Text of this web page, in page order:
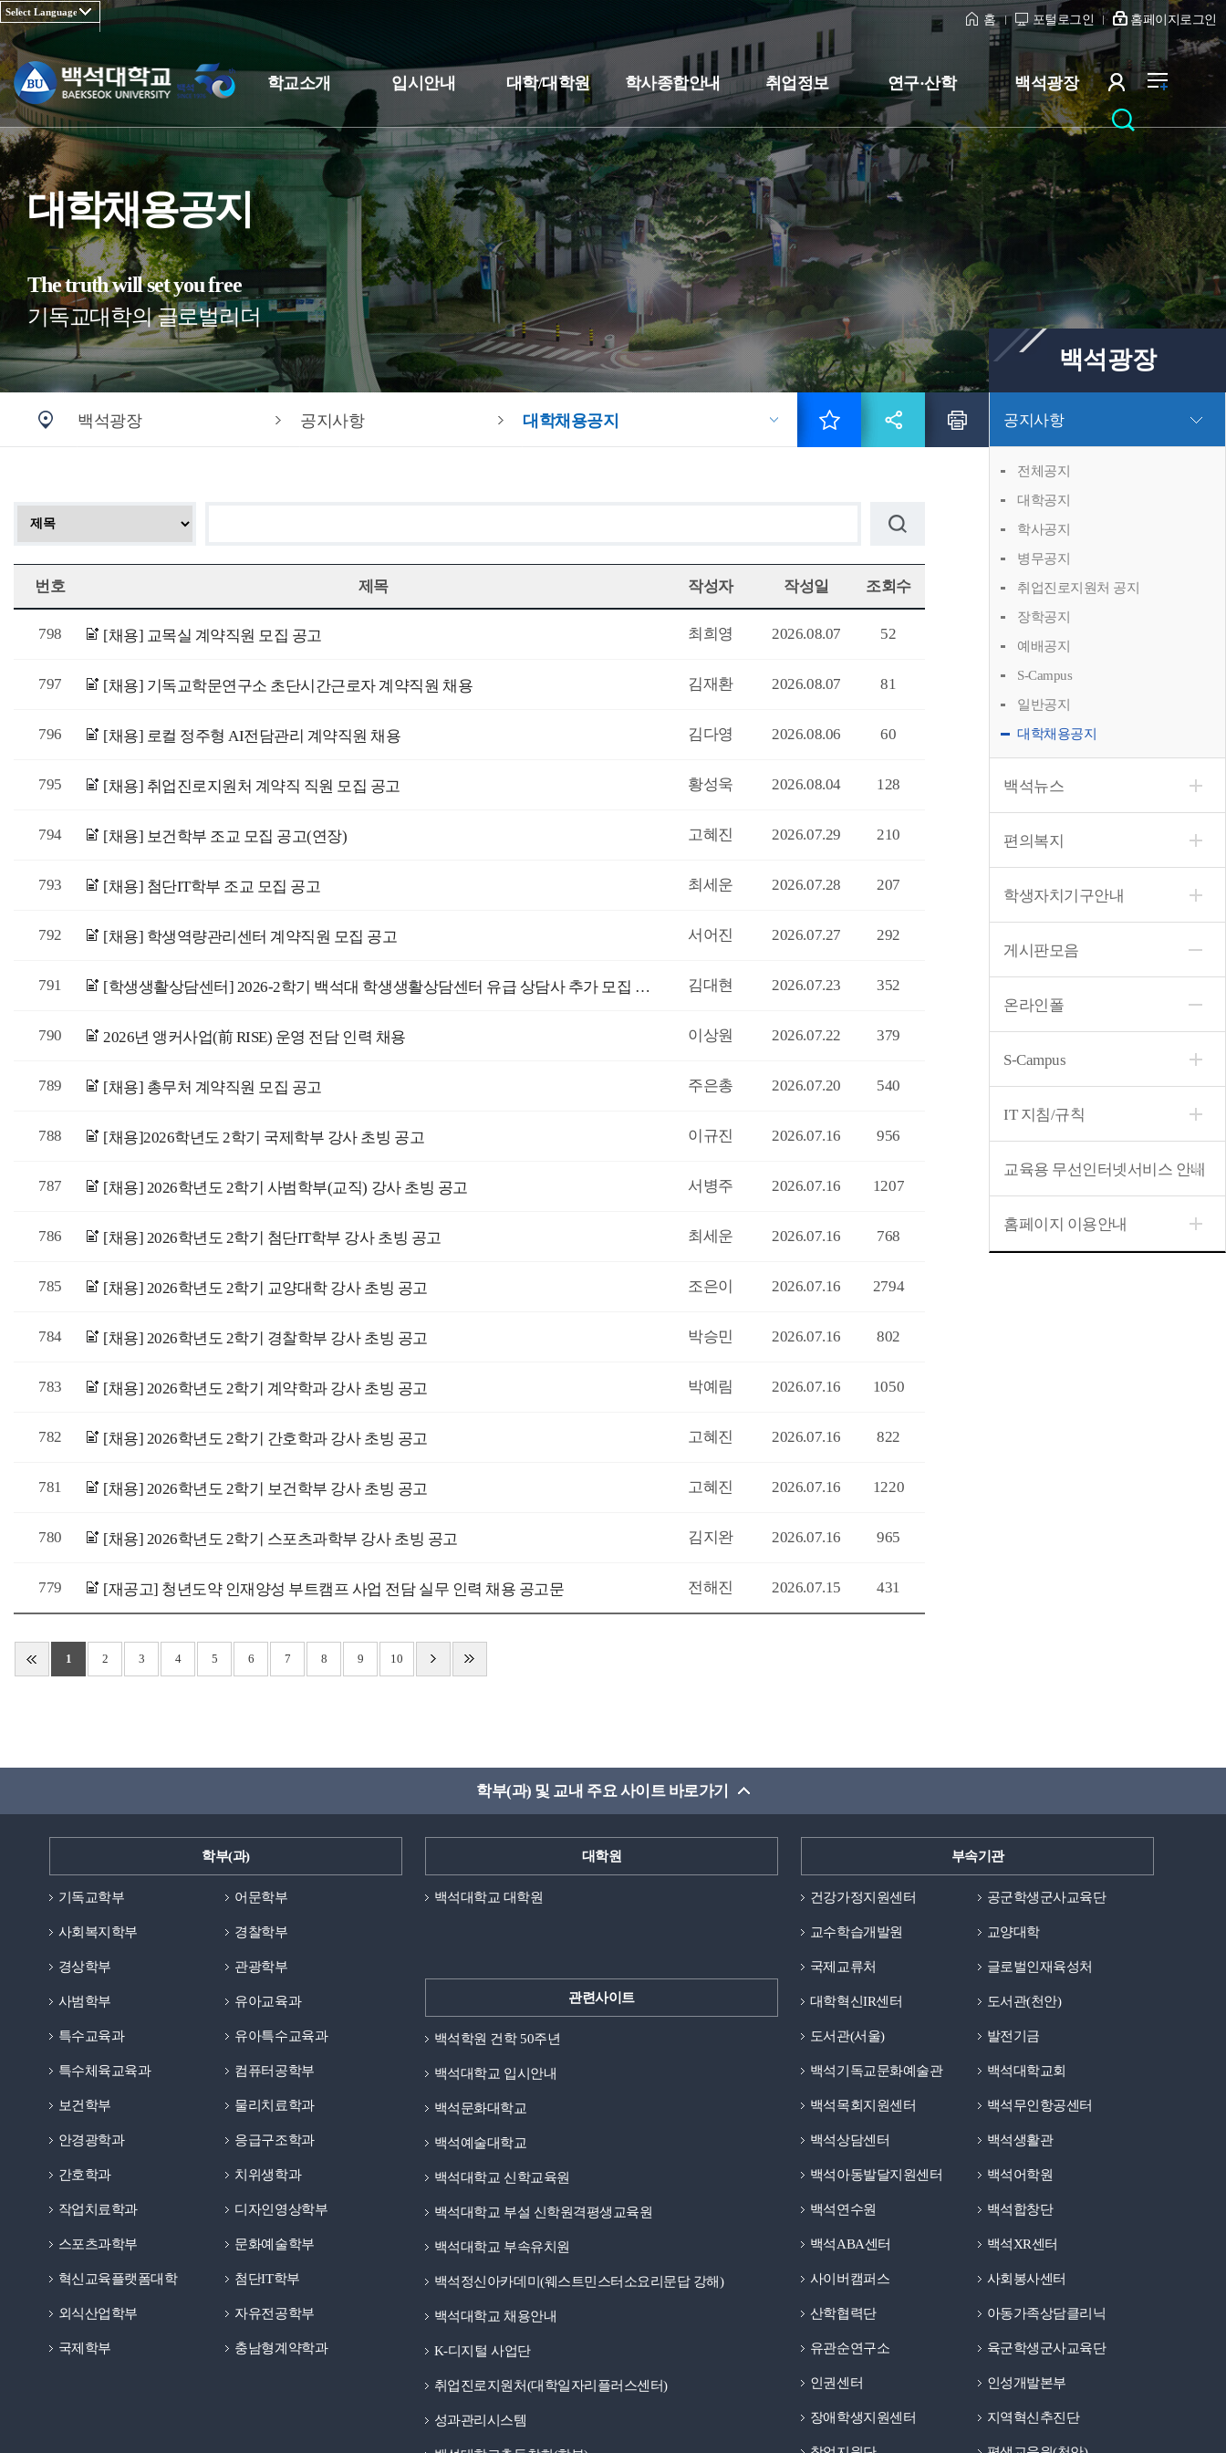
홈 포털로그인 홈페이지로그인
학교소개 입시안내 대학/대학원 학사종합안내 취업정보 연구·산학 백석광장
대학채용공지
The truth will set you free
기독교대학의 글로벌리더
백석광장
공지사항
전체공지
대학공지
학사공지
병무공지
취업진로지원처 공지
장학공지
예배공지
S-Campus
일반공지
대학채용공지
백석뉴스
편의복지
학생자치기구안내
게시판모음
온라인폴
S-Campus
IT 지침/규칙
교육용 무선인터넷서비스 안내
홈페이지 이용안내
백석광장 공지사항 대학채용공지
번호 제목 작성자 작성일 조회수
798 [채용] 교목실 계약직원 모집 공고 최희영 2026.08.07 52
797 [채용] 기독교학문연구소 초단시간근로자 계약직원 채용 김재환 2026.08.07 81
796 [채용] 로컬 정주형 AI전담관리 계약직원 채용 김다영 2026.08.06 60
795 [채용] 취업진로지원처 계약직 직원 모집 공고 황성욱 2026.08.04 128
794 [채용] 보건학부 조교 모집 공고(연장) 고혜진 2026.07.29 210
793 [채용] 첨단IT학부 조교 모집 공고 최세운 2026.07.28 207
792 [채용] 학생역량관리센터 계약직원 모집 공고 서어진 2026.07.27 292
791 [학생생활상담센터] 2026-2학기 백석대 학생생활상담센터 유급 상담사 추가 모집 공고 김대현 2026.07.23 352
790 2026년 앵커사업(前 RISE) 운영 전담 인력 채용 이상원 2026.07.22 379
789 [채용] 총무처 계약직원 모집 공고 주은총 2026.07.20 540
788 [채용]2026학년도 2학기 국제학부 강사 초빙 공고 이규진 2026.07.16 956
787 [채용] 2026학년도 2학기 사범학부(교직) 강사 초빙 공고 서병주 2026.07.16 1207
786 [채용] 2026학년도 2학기 첨단IT학부 강사 초빙 공고 최세운 2026.07.16 768
785 [채용] 2026학년도 2학기 교양대학 강사 초빙 공고 조은이 2026.07.16 2794
784 [채용] 2026학년도 2학기 경찰학부 강사 초빙 공고 박승민 2026.07.16 802
783 [채용] 2026학년도 2학기 계약학과 강사 초빙 공고 박예림 2026.07.16 1050
782 [채용] 2026학년도 2학기 간호학과 강사 초빙 공고 고혜진 2026.07.16 822
781 [채용] 2026학년도 2학기 보건학부 강사 초빙 공고 고혜진 2026.07.16 1220
780 [채용] 2026학년도 2학기 스포츠과학부 강사 초빙 공고 김지완 2026.07.16 965
779 [재공고] 청년도약 인재양성 부트캠프 사업 전담 실무 인력 채용 공고문 전해진 2026.07.15 431
1 2 3 4 5 6 7 8 9 10
학부(과) 및 교내 주요 사이트 바로가기
학부(과)
기독교학부 어문학부
사회복지학부 경찰학부
경상학부 관광학부
사범학부 유아교육과
특수교육과 유아특수교육과
특수체육교육과 컴퓨터공학부
보건학부 물리치료학과
안경광학과 응급구조학과
간호학과 치위생학과
작업치료학과 디자인영상학부
스포츠과학부 문화예술학부
혁신교육플랫폼대학 첨단IT학부
외식산업학부 자유전공학부
국제학부 충남형계약학과
대학원
백석대학교 대학원
관련사이트
백석학원 건학 50주년
백석대학교 입시안내
백석문화대학교
백석예술대학교
백석대학교 신학교육원
백석대학교 부설 신학원격평생교육원
백석대학교 부속유치원
백석정신아카데미(웨스트민스터소요리문답 강해)
백석대학교 채용안내
K-디지털 사업단
취업진로지원처(대학일자리플러스센터)
성과관리시스템
부속기관
건강가정지원센터 공군학생군사교육단
교수학습개발원 교양대학
국제교류처 글로벌인재육성처
대학혁신IR센터 도서관(천안)
도서관(서울) 발전기금
백석기독교문화예술관 백석대학교회
백석목회지원센터 백석무인항공센터
백석상담센터 백석생활관
백석아동발달지원센터 백석어학원
백석연수원 백석합창단
백석ABA센터 백석XR센터
사이버캠퍼스 사회봉사센터
산학협력단 아동가족상담클리닉
유관순연구소 육군학생군사교육단
인권센터 인성개발본부
장애학생지원센터 지역혁신추진단